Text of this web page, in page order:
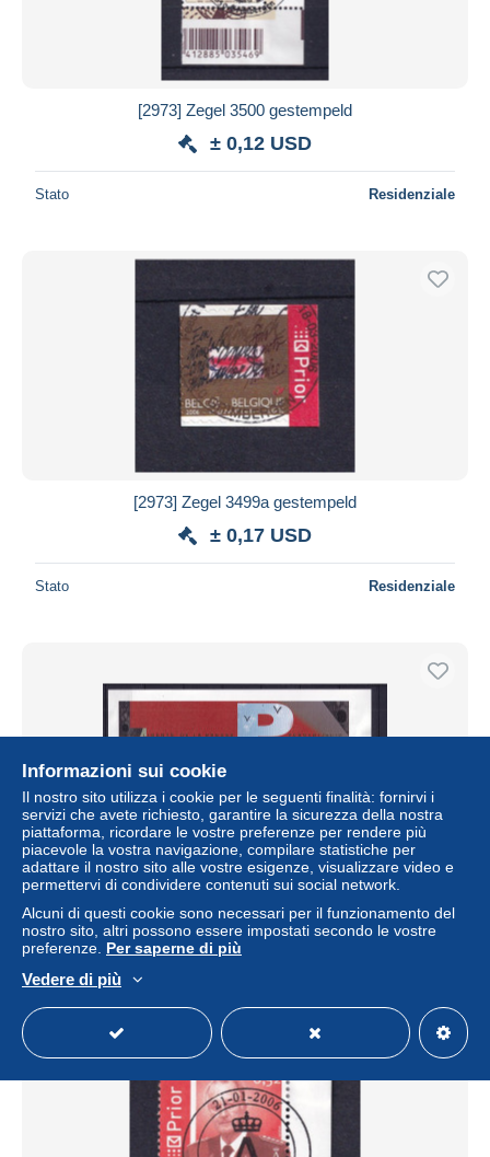
[2973] Zegel 3500 gestempeld
± 0,12 USD
Stato Residenziale
[2973] Zegel 3499a gestempeld
± 0,17 USD
Stato Residenziale
[2973] Zegels 3494 - 3495 gestempeld
± 0,87 USD
Stato
Informazioni sui cookie
Il nostro sito utilizza i cookie per le seguenti finalità: fornirvi i
servizi che avete richiesto, garantire la sicurezza della nostra
piattaforma, ricordare le vostre preferenze per rendere più
piacevole la vostra navigazione, compilare statistiche per
adattare il nostro sito alle vostre esigenze, visualizzare video e
permettervi di condividere contenuti sui social network.
Alcuni di questi cookie sono necessari per il funzionamento del
nostro sito, altri possono essere impostati secondo le vostre
preferenze. Per saperne di più
Vedere di più